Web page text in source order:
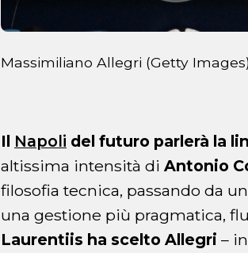
Massimiliano Allegri (Getty Images)
Il Napoli del futuro parlerà la
altissima intensità di Antonio
filosofia tecnica, passando da
una gestione più pragmatica,
Laurentiis ha scelto Allegri –